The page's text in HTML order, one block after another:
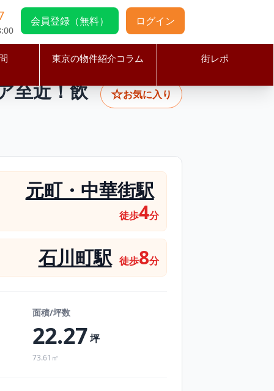
会員登録（無料） ログイン
東京の物件紹介コラム 街レポ
】人気観光エリア至近！飲食店向け22坪テナント
至近！飲 ☆お気に入り
元町・中華街駅
徒歩4分
石川町駅 徒歩8分
面積/坪数
22.27坪
73.61㎡